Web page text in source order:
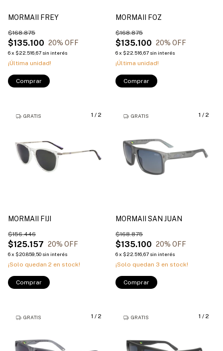
MORMAII FREY
$135.100
$168.875
20% OFF
6x $22.516,67 sin interés
¡Última unidad!
Comprar
MORMAII FOZ
$135.100
$168.875
20% OFF
6x $22.516,67 sin interés
¡Última unidad!
Comprar
1 / 2
GRATIS
MORMAII FIJI
$125.157
$156.446
20% OFF
6x $20.859,50 sin interés
¡Solo quedan 2 en stock!
Comprar
1 / 2
GRATIS
MORMAII SAN JUAN
$135.100
$168.875
20% OFF
6x $22.516,67 sin interés
¡Solo quedan 3 en stock!
Comprar
1 / 2
GRATIS 1 / 2
GRATIS